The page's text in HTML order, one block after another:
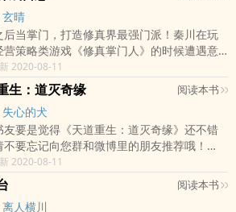
您群和微博里的朋友推荐哦！《至尊无名》
西早楼享受
丝元神载着他的宿世神识飘荡世间。机缘巧
黄浦江边，他与一名投水自杀身亡的懦弱
融合，得到了重修再来一次的机会…… 为了完
少年的遗愿，楚御在重修的同时，不得不继
着少年原有的角色。且看夺舍重生后楚...
友要是觉得《炼宝专家》还不错的话请不要
群和微博里的朋
玄晴
后当掌门，打造修真界最强门派！秦川在玩
营策略类游戏《修真掌门人》的时候遭遇意
生成为一个修真小派的掌门人。门派内部：
败，功法错漏，无钱无粮，仅有的几个门人
弱妇孺；门派外部：强敌虎视，喊打喊杀，
头，夺基业，灭门派香火。这掌门当起来
松。还好有游戏功能附体，一旦门派升级，
笈、仙丹灵药、神兽法宝，一律免费赠送！
其修远兮，看本掌门从第一级干起！
友要是觉得《门派养成日志》还不错的话请
记向您群和微博里的朋友推荐哦！《门派养
2020-08-11
生：道灭奇缘 阅读本书
失心的犬
友要是觉得《天道重生：道灭奇缘》还不错
不要忘记向您群和微博里的朋友推荐哦！
重生：道灭奇缘》作者：失心的犬享受阅读
后阳光带来的慵懒惬意，一杯下午茶 一本好
受生活，享受小说给您带来的美好时光从现
2020-08-11
阅读本书
离人横川